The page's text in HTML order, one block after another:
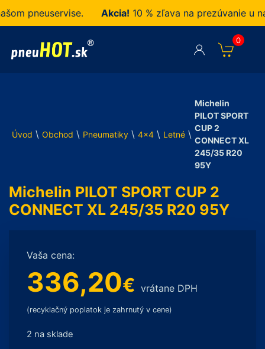
pneuservise. Akcia!10 % zľava na prezúvanie u nás
0
Úvod \ Obchod \ Pneumatiky \ 4x4 \ Letné \
Michelin
PILOT SPORT
CUP 2
CONNECT XL
245/35 R20
95Y
Michelin PILOT SPORT CUP 2
CONNECT XL 245/35 R20 95Y
Vaša cena:
336,20€ vrátane DPH
(recyklačný poplatok je zahrnutý v cene)
2 na sklade